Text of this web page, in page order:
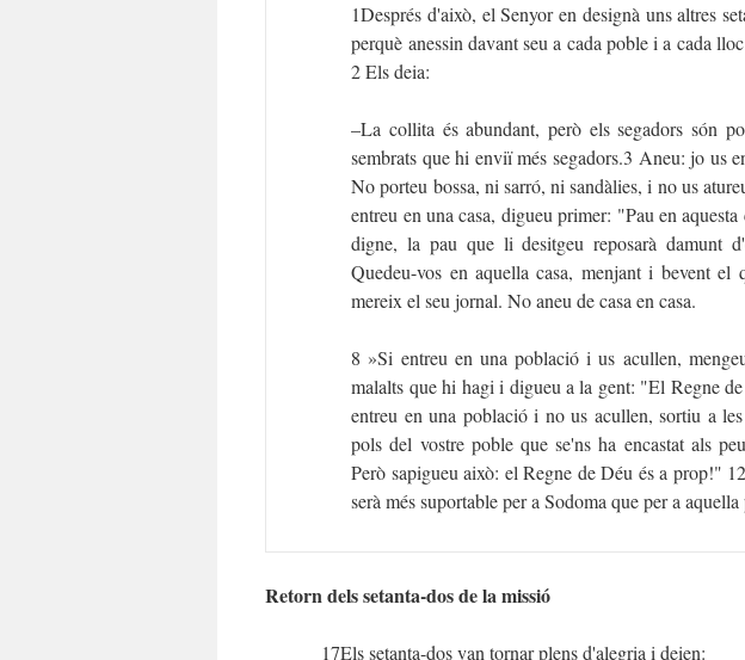
1Després d'això, el Senyor en designà uns altres
perquè anessin davant seu a cada poble i a cada
2 Els deia:
–La collita és abundant, però els segadors són
sembrats que hi enviï més segadors.3 Aneu: jo us
No porteu bossa, ni sarró, ni sandàlies, i no us
entreu en una casa, digueu primer: "Pau en
digne, la pau que li desitgeu reposarà damunt
Quedeu-vos en aquella casa, menjant i bevent
mereix el seu jornal. No aneu de casa en casa.
8 »Si entreu en una població i us acullen,
malalts que hi hagi i digueu a la gent: "El Regne
entreu en una població i no us acullen, sortiu a
pols del vostre poble que se'ns ha encastat als
Però sapigueu això: el Regne de Déu és a prop!"
serà més suportable per a Sodoma que per a
Retorn dels setanta-dos de la missió
17Els setanta-dos van tornar plens d'alegria i deien: